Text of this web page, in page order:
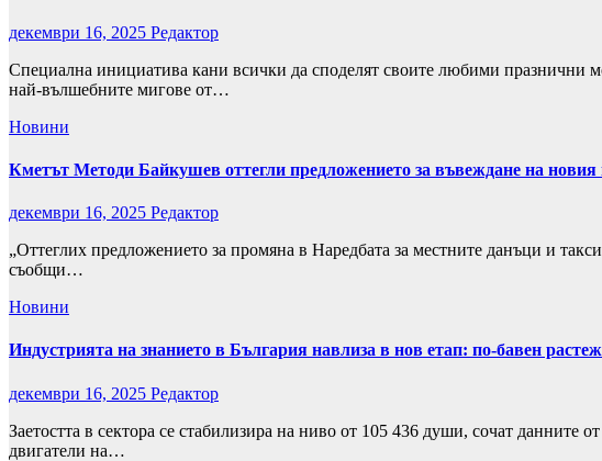
декември 16, 2025 Редактор
Специална инициатива кани всички да споделят своите любими празнични
най-вълшебните мигове от…
Новини
Кметът Методи Байкушев оттегли предложението за въвеждане на
декември 16, 2025 Редактор
„Оттеглих предложението за промяна в Наредбата за местните данъци и
съобщи…
Новини
Индустрията на знанието в България навлиза в нов етап: по-бавен
декември 16, 2025 Редактор
Заетостта в сектора се стабилизира на ниво от 105 436 души, сочат
двигатели на…